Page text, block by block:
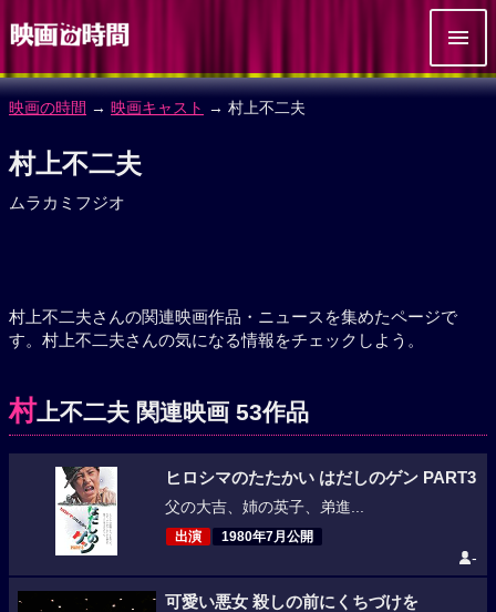
映画の時間 → 映画キャスト → 村上不二夫
村上不二夫
ムラカミフジオ
村上不二夫さんの関連映画作品・ニュースを集めたページで
す。村上不二夫さんの気になる情報をチェックしよう。
村上不二夫 関連映画 53作品
ヒロシマのたたかい はだしのゲン PART3
父の大吉、姉の英子、弟進...
出演 1980年7月公開
-
可愛い悪女 殺しの前にくちづけを